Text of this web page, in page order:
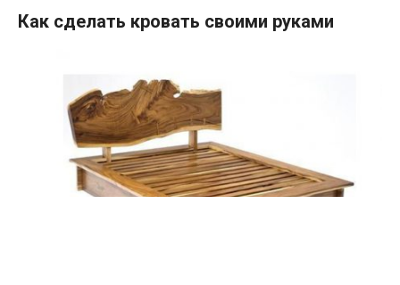
Как сделать кровать своими руками